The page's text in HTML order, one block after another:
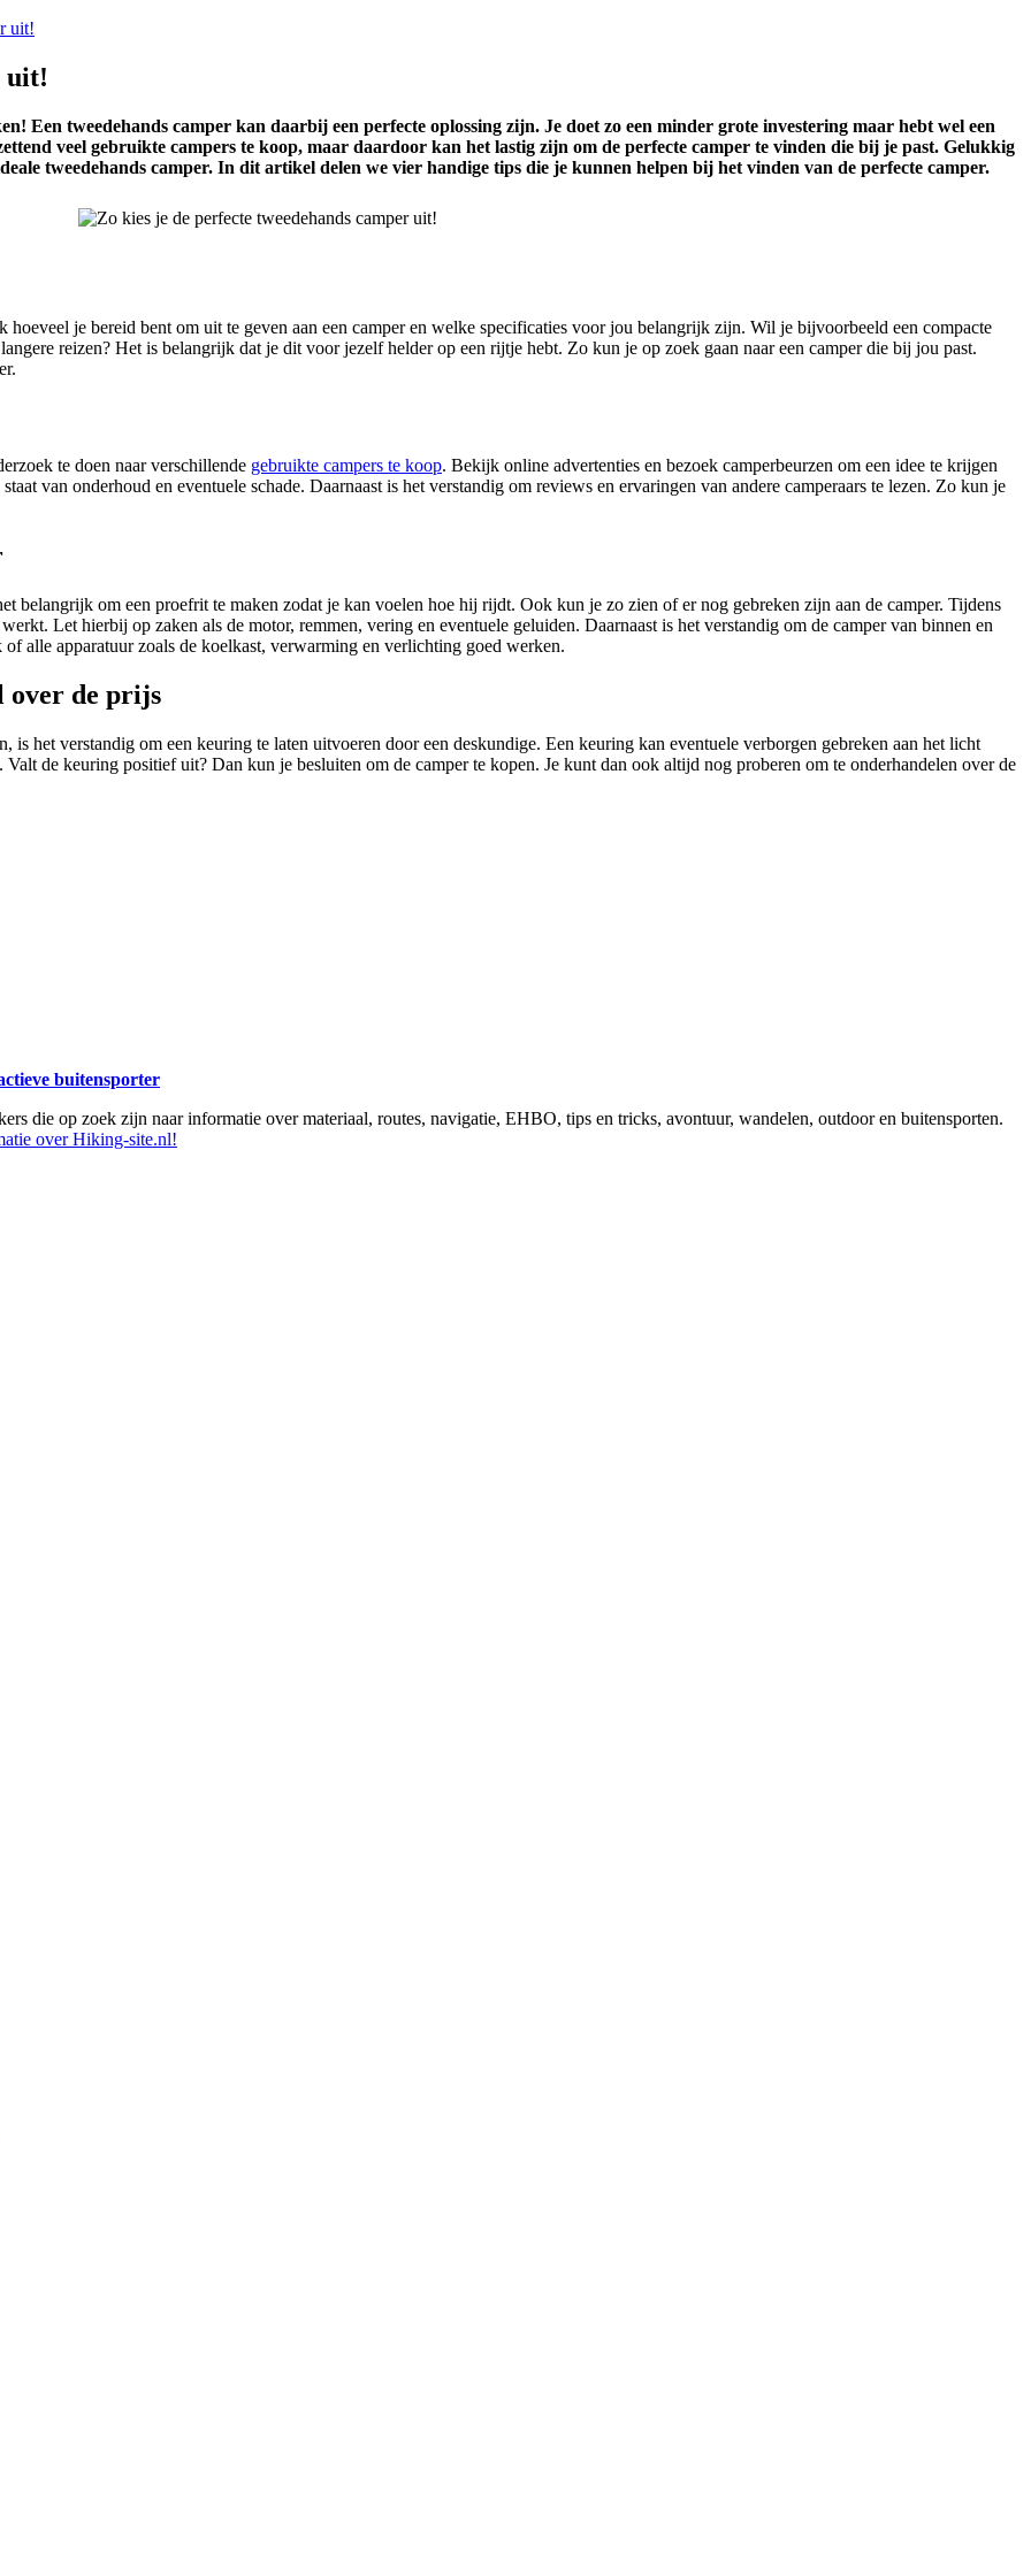
uit!
uit!
Een tweedehands camper kan daarbij een perfecte oplossing zijn. Je doet zo een minder grote investering maar hebt wel een
veel gebruikte campers te koop, maar daardoor kan het lastig zijn om de perfecte camper te vinden die bij je past. Gelukkig
tweedehands camper. In dit artikel delen we vier handige tips die je kunnen helpen bij het vinden van de perfecte camper.
je bereid bent om uit te geven aan een camper en welke specificaties voor jou belangrijk zijn. Wil je bijvoorbeeld een compacte
reizen? Het is belangrijk dat je dit voor jezelf helder op een rijtje hebt. Zo kun je op zoek gaan naar een camper die bij jou past.
te doen naar verschillende gebruikte campers te koop. Bekijk online advertenties en bezoek camperbeurzen om een idee te krijgen
van onderhoud en eventuele schade. Daarnaast is het verstandig om reviews en ervaringen van andere camperaars te lezen. Zo kun je
belangrijk om een proefrit te maken zodat je kan voelen hoe hij rijdt. Ook kun je zo zien of er nog gebreken zijn aan de camper. Tijdens
Let hierbij op zaken als de motor, remmen, vering en eventuele geluiden. Daarnaast is het verstandig om de camper van binnen en
alle apparatuur zoals de koelkast, verwarming en verlichting goed werken.
over de prijs
is het verstandig om een keuring te laten uitvoeren door een deskundige. Een keuring kan eventuele verborgen gebreken aan het licht
de keuring positief uit? Dan kun je besluiten om de camper te kopen. Je kunt dan ook altijd nog proberen om te onderhandelen over de
buitensporter
die op zoek zijn naar informatie over materiaal, routes, navigatie, EHBO, tips en tricks, avontuur, wandelen, outdoor en buitensporten.
over Hiking-site.nl!